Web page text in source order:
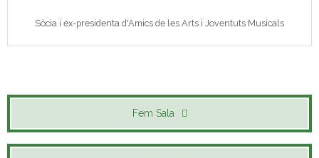
Sòcia i ex-presidenta d'Amics de les Arts i Joventuts Musicals
Fem Sala